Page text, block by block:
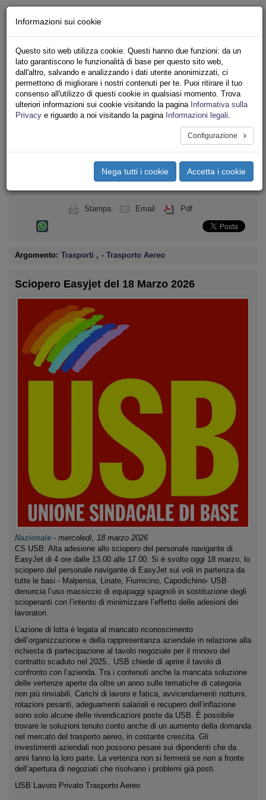
Iscriviti
Ricerca
Area Stampa
Privacy
TRASPORTI
navigation
Toggle
Stampa Email Pdf
Argomento: Trasporti , - Trasporto Aereo
Sciopero Easyjet del 18 Marzo 2026
Nazionale - mercoledì, 18 marzo 2026
CS USB: Alta adesione allo sciopero del personale navigante di
EasyJet di 4 ore dalle 13.00 alle 17.00. Si è svolto oggi 18 marzo, lo
sciopero del personale navigante di EasyJet sui voli in partenza da
tutte le basi - Malpensa, Linate, Fiumicino, Capodichino- USB
denuncia l’uso massiccio di equipaggi spagnoli in sostituzione degli
scioperanti con l’intento di minimizzare l’effetto delle adesioni dei
lavoratori.
L’azione di lotta è legata al mancato riconoscimento
dell’organizzazione e della rappresentanza aziendale in relazione alla
richiesta di partecipazione al tavolo negoziale per il rinnovo del
contratto scaduto nel 2025.. USB chiede di aprire il tavolo di
confronto con l’azienda. Tra i contenuti anche la mancata soluzione
delle vertenze aperte da oltre un anno sulle tematiche di categoria
non più rinviabili. Carichi di lavoro e fatica, avvicendamenti notturni,
rotazioni pesanti, adeguamenti salariali e recupero dell’inflazione
sono solo alcune delle rivendicazioni poste da USB. È possibile
trovare le soluzioni tenuto conto anche di un aumento della domanda
nel mercato del trasporto aereo, in costante crescita. Gli
investimenti aziendali non possono pesare sui dipendenti che da
anni fanno la loro parte. La vertenza non si fermerà se non a fronte
dell’apertura di negoziati che risolvano i problemi già posti.
USB Lavoro Privato Trasporto Aereo
Informazioni sui cookie
Questo sito web utilizza cookie. Questi hanno due funzioni: da un
lato garantiscono le funzionalità di base per questo sito web,
dall'altro, salvando e analizzando i dati utente anonimizzati, ci
permettono di migliorare i nostri contenuti per te. Puoi ritirare il tuo
consenso all'utilizzo di questi cookie in qualsiasi momento. Trova
ulteriori informazioni sui cookie visitando la pagina Informativa sulla
Privacy e riguardo a noi visitando la pagina Informazioni legali.
Configurazione
Nega tutti i cookie Accetta i cookie